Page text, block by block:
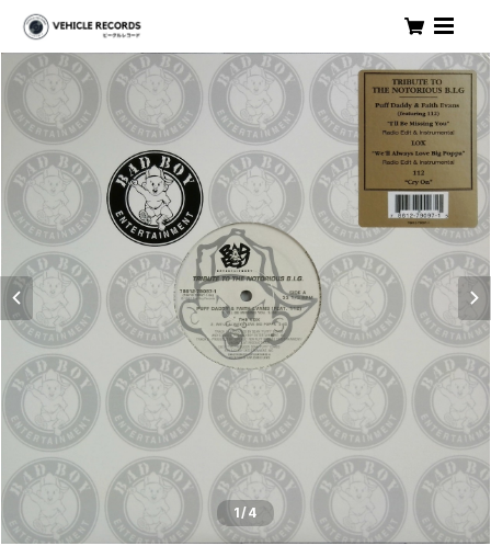
1/4